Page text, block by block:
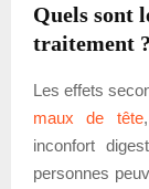
Quels sont
traitement ?
Les effets
maux de tête
inconfort
personnes